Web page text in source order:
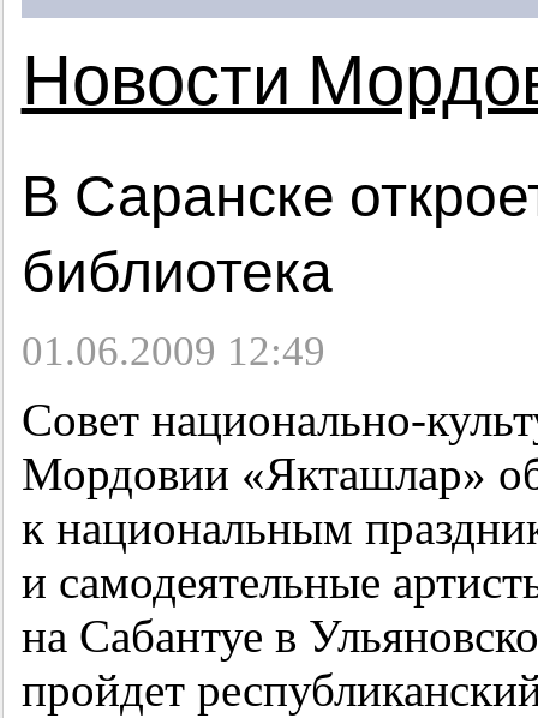
Новости
В Саранске
библиотека
01.06.2009 12:49
Совет национально-
Мордовии «Якташлар»
к национальным
и самодеятельные
на Сабантуе в
пройдет